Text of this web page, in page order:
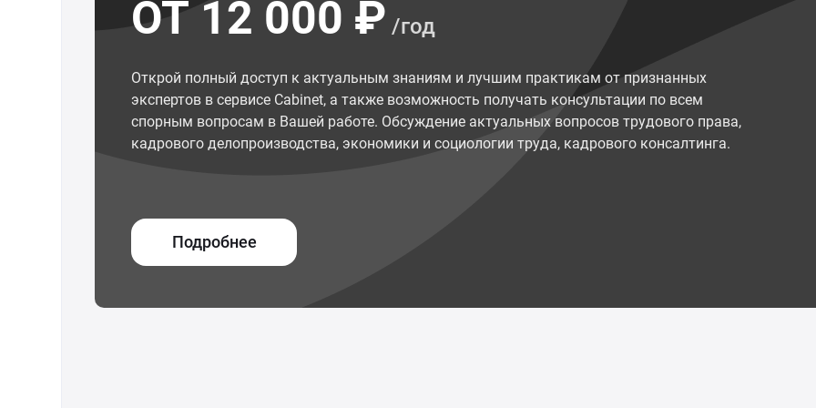
ОТ 12 000 ₽ /год
Открой полный доступ к актуальным знаниям и лучшим практикам от признанных
экспертов в сервисе Cabinet, а также возможность получать консультации по всем
спорным вопросам в Вашей работе. Обсуждение актуальных вопросов трудового права,
кадрового делопроизводства, экономики и социологии труда, кадрового консалтинга.
Подробнее